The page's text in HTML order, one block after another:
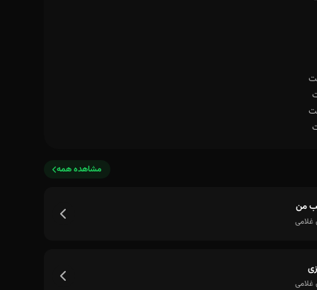
مشاهده همه
من
غلامی
غلامی